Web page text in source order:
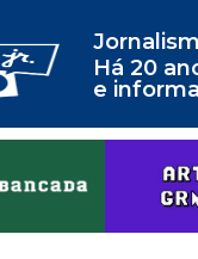
Há 20
e